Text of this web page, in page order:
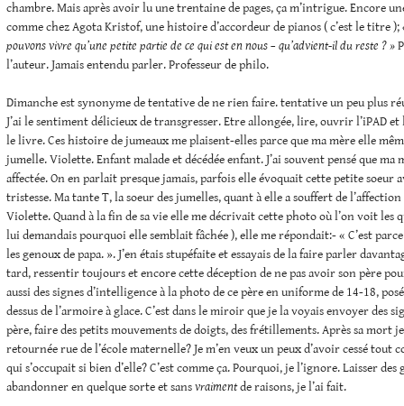
chambre. Mais après avoir lu une trentaine de pages, ça m’intrigue. Encore
comme chez Agota Kristof, une histoire d’accordeur de pianos ( c’est le titre );
pouvons vivre qu’une petite partie de ce qui est en nous – qu’advient-il du reste ? »
l’auteur. Jamais entendu parler. Professeur de philo.
Dimanche est synonyme de tentative de ne rien faire. tentative un peu plus
J’ai le sentiment délicieux de transgresser. Etre allongée, lire, ouvrir l’iPAD
le livre. Ces histoire de jumeaux me plaisent-elles parce que ma mère elle
jumelle. Violette. Enfant malade et décédée enfant. J’ai souvent pensé que ma
affectée. On en parlait presque jamais, parfois elle évoquait cette petite soeur
tristesse. Ma tante T, la soeur des jumelles, quant à elle a souffert de
Violette. Quand à la fin de sa vie elle me décrivait cette photo où l’on voit les
lui demandais pourquoi elle semblait fâchée ), elle me répondait:- « C’est
les genoux de papa. ». J’en étais stupéfaite et essayais de la faire parler
tard, ressentir toujours et encore cette déception de ne pas avoir son père
aussi des signes d’intelligence à la photo de ce père en uniforme de 14-18,
dessus de l’armoire à glace. C’est dans le miroir que je la voyais envoyer des
père, faire des petits mouvements de doigts, des frétillements. Après sa mort
retournée rue de l’école maternelle? Je m’en veux un peux d’avoir cessé tout
qui s’occupait si bien d’elle? C’est comme ça. Pourquoi, je l’ignore. Laisser des
abandonner en quelque sorte et sansvraimentde raisons, je l’ai fait.